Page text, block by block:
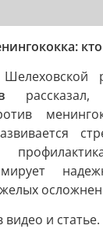
и статье.